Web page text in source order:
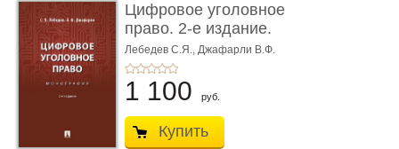
Цифровое уголовное
право. 2-е издание.
Монограф ...
Лебедев С.Я., Джафарли В.Ф.
1 100 руб.
Купить